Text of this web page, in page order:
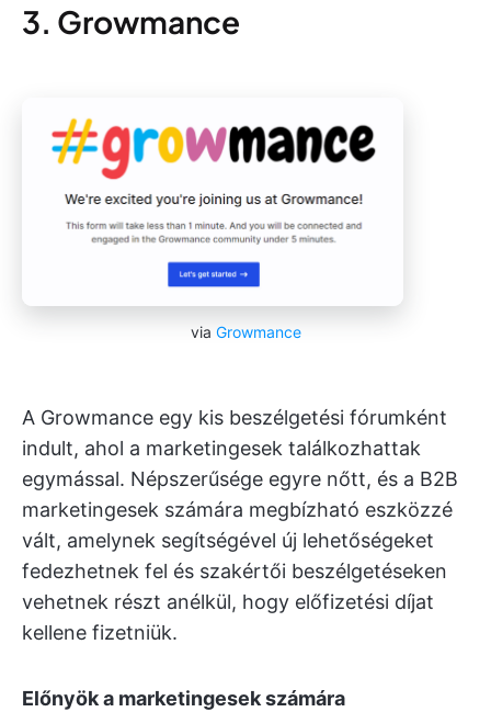
3. Growmance
via Growmance
A Growmance egy kis beszélgetési fórumként
indult, ahol a marketingesek találkozhattak
egymással. Népszerűsége egyre nőtt, és a B2B
marketingesek számára megbízható eszközzé
vált, amelynek segítségével új lehetőségeket
fedezhetnek fel és szakértői beszélgetéseken
vehetnek részt anélkül, hogy előfizetési díjat
kellene fizetniük.
Előnyök a marketingesek számára